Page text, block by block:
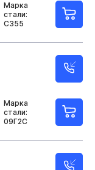
Марка
стали:
С355
Марка
стали:
09Г2С